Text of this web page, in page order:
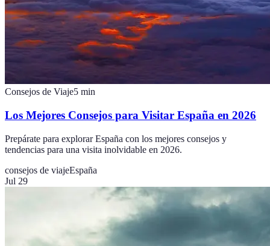
Consejos de Viaje5 min
Los Mejores Consejos para Visitar España en 2026
Prepárate para explorar España con los mejores consejos y
tendencias para una visita inolvidable en 2026.
consejos de viajeEspaña
Jul 29